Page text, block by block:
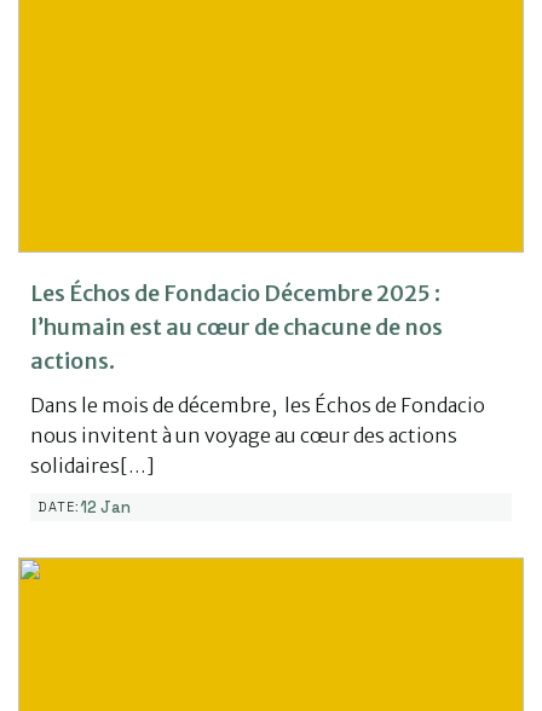
Les Échos de Fondacio Décembre 2025 :
l’humain est au cœur de chacune de nos
actions.
Dans le mois de décembre, les Échos de Fondacio
nous invitent à un voyage au cœur des actions
solidaires[…]
DATE:12 Jan